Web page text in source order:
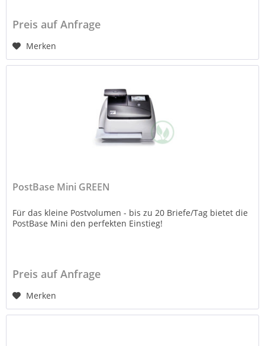
Preis auf Anfrage
Merken
PostBase Mini GREEN
Für das kleine Postvolumen - bis zu 20 Briefe/Tag bietet die
PostBase Mini den perfekten Einstieg!
Preis auf Anfrage
Merken